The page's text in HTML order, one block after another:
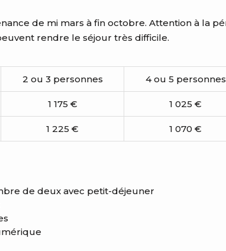
de mi mars à fin octobre. Attention à la
rendre le séjour très difficile.
2 ou 3 personnes 4 ou 5 personnes
1 175 € 1 025 €
1 225 € 1 070 €
de deux avec petit-déjeuner